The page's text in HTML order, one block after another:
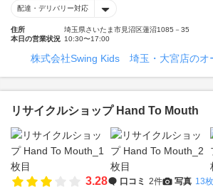
配達・デリバリー対応
住所
埼玉県さいたま市見沼区蓮沼1085－35
本日の営業状況 10:30〜17:00
株式会社Swing Kids 埼玉・大宮店のオ
リサイクルショップ Hand To Mouth
3.28 口コミ 2件 写真 13枚